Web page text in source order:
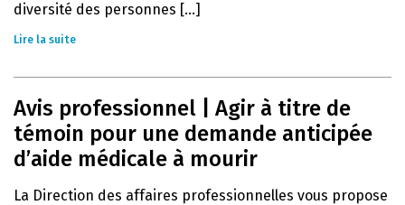
diversité des personnes [...]
Lire la suite
Avis professionnel | Agir à titre de
témoin pour une demande anticipée
d’aide médicale à mourir
La Direction des affaires professionnelles vous propose